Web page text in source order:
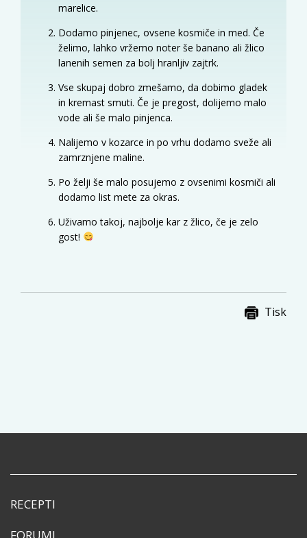
marelice.
Dodamo pinjenec, ovsene kosmiče in med. Če
želimo, lahko vržemo noter še banano ali žlico
lanenih semen za bolj hranljiv zajtrk.
Vse skupaj dobro zmešamo, da dobimo gladek
in kremast smuti. Če je pregost, dolijemo malo
vode ali še malo pinjenca.
Nalijemo v kozarce in po vrhu dodamo sveže ali
zamrznjene maline.
Po želji še malo posujemo z ovsenimi kosmiči ali
dodamo list mete za okras.
Uživamo takoj, najbolje kar z žlico, če je zelo
gost!
Tisk
RECEPTI